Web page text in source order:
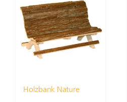
Holzbank Nature